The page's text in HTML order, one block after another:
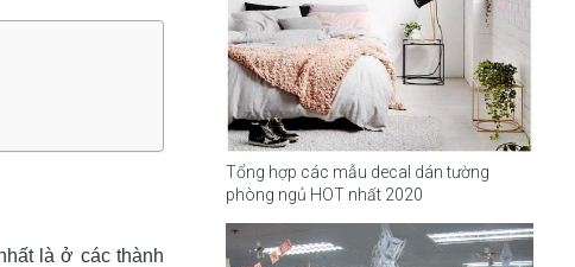
là ở các thành
Tổng hợp các mẫu decal dán tường
phòng ngủ HOT nhất 2020